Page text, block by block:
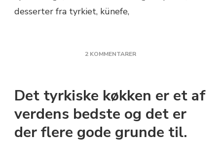
2 KOMMENTARERTIL
JEG
–
SOM
Det tyrkiske køkken er et af
verdens bedste og det er
der flere gode grunde til.